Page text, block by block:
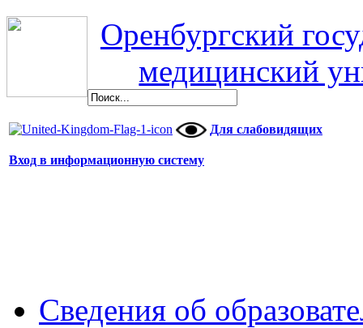
Оренбургский
медицинский
Для слабовидящих
Вход в информационную систему
Сведения об